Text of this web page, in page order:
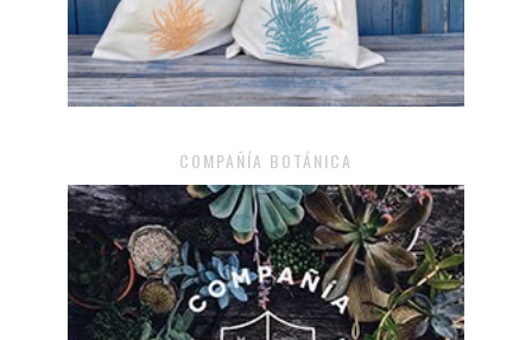
COMPAÑÍA BOTÁNICA